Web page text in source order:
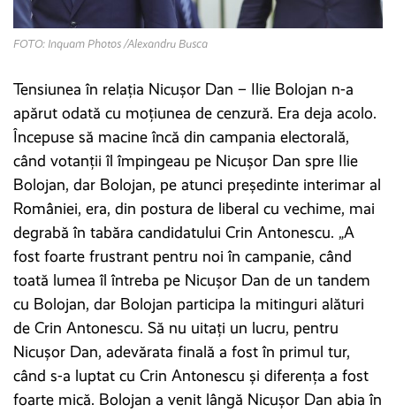
FOTO: Inquam Photos /Alexandru Busca
Tensiunea în relația Nicușor Dan – Ilie Bolojan n-a
apărut odată cu moțiunea de cenzură. Era deja acolo.
Începuse să macine încă din campania electorală,
când votanții îl împingeau pe Nicușor Dan spre Ilie
Bolojan, dar Bolojan, pe atunci președinte interimar al
României, era, din postura de liberal cu vechime, mai
degrabă în tabăra candidatului Crin Antonescu. „A
fost foarte frustrant pentru noi în campanie, când
toată lumea îl întreba pe Nicușor Dan de un tandem
cu Bolojan, dar Bolojan participa la mitinguri alături
de Crin Antonescu. Să nu uitați un lucru, pentru
Nicușor Dan, adevărata finală a fost în primul tur,
când s-a luptat cu Crin Antonescu și diferența a fost
foarte mică. Bolojan a venit lângă Nicușor Dan abia în